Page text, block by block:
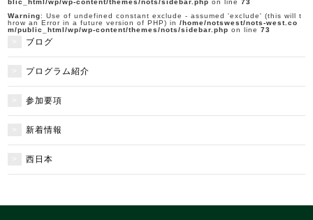
blic_html/wp/wp-content/themes/nots/sidebar.php on line73
Warning: Use of undefined constant exclude - assumed 'exclude' (this will t
hrow an Error in a future version of PHP) in/home/notswest/nots-west.co
m/public_html/wp/wp-content/themes/nots/sidebar.php on line73
ブログ
プログラム紹介
参加要項
新着情報
西日本